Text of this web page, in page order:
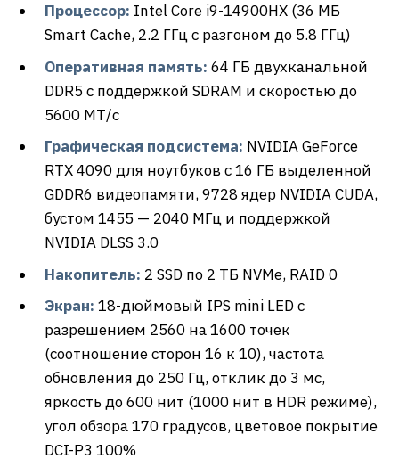
Процессор: Intel Core i9-14900HX (36 МБ
Smart Cache, 2.2 ГГц с разгоном до 5.8 ГГц)
Оперативная память: 64 ГБ двухканальной
DDR5 с поддержкой SDRAM и скоростью до
5600 МТ/с
Графическая подсистема: NVIDIA GeForce
RTX 4090 для ноутбуков с 16 ГБ выделенной
GDDR6 видеопамяти, 9728 ядер NVIDIA CUDA,
бустом 1455 — 2040 МГц и поддержкой
NVIDIA DLSS 3.0
Накопитель: 2 SSD по 2 ТБ NVMe, RAID 0
Экран: 18-дюймовый IPS mini LED с
разрешением 2560 на 1600 точек
(соотношение сторон 16 к 10), частота
обновления до 250 Гц, отклик до 3 мс,
яркость до 600 нит (1000 нит в HDR режиме),
угол обзора 170 градусов, цветовое покрытие
DCI-P3 100%